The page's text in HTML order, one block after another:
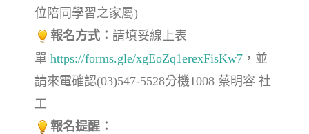
位陪同學習之家屬)
報名方式： 請填妥線上表
單 https://forms.gle/xgEoZq1erexFisKw7 ， 並
請來電確認(03)547-5528分機1008 蔡明容 社
工
報名提醒 ：